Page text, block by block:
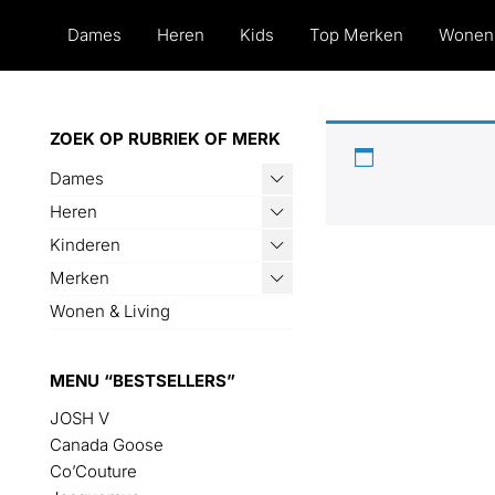
Dames Heren Kids Top Merken Wonen
ZOEK OP RUBRIEK OF MERK
Dames
Heren
Kinderen
Merken
Wonen & Living
MENU “BESTSELLERS”
JOSH V
Canada Goose
Co’Couture
Alle actuele items in